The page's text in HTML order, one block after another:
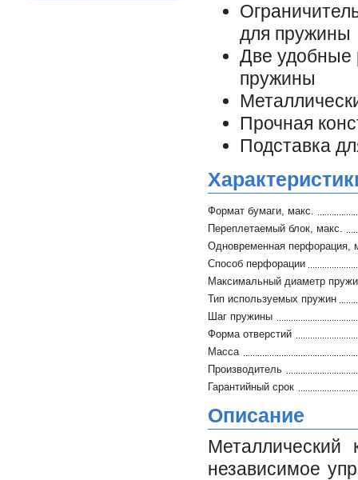
для пружины
Две удобные
пружины
Прочная
Подставка
Формат бумаги, макс.
Переплетаемый блок, макс.
Одновременная перфорация,
Способ перфорации
Максимальный диаметр
Тип используемых пружин
Шаг пружины
Форма отверстий
Масса
Производитель
Гарантийный срок
Описание
независимое